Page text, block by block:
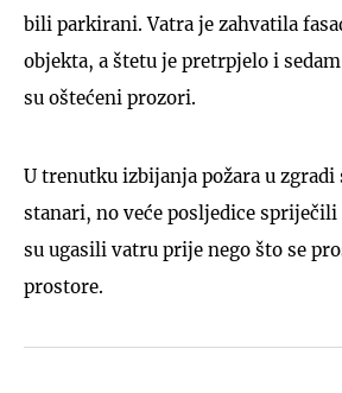
bili parkirani. Vatra je zahvatila
objekta, a štetu je pretrpjelo i
su oštećeni prozori.
U trenutku izbijanja požara u zgradi
stanari, no veće posljedice
su ugasili vatru prije nego što se
prostore.